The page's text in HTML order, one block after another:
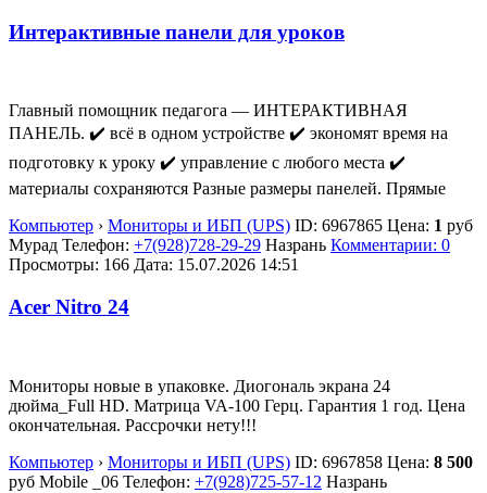
Интерактивные панели для уроков
Главный помощник педагога — ИНТЕРАКТИВНАЯ
ПАНЕЛЬ. ✔️ всё в одном устройстве ✔️ экономят время на
подготовку к уроку ✔️ управление с любого места ✔️
материалы сохраняются Разные размеры панелей. Прямые
Компьютер › Мониторы и ИБП (UPS) ID: 6967865 Цена: 1 руб
Мурад Телефон: +7(928)728-29-29 Назрань Комментарии: 0
Просмотры: 166 Дата: 15.07.2026 14:51
Acer Nitro 24
Мониторы новые в упаковке. Диогональ экрана 24
дюйма_Full HD. Матрица VA-100 Герц. Гарантия 1 год. Цена
окончательная. Рассрочки нету!!!
Компьютер › Мониторы и ИБП (UPS) ID: 6967858 Цена: 8 500
руб Mobile _06 Телефон: +7(928)725-57-12 Назрань